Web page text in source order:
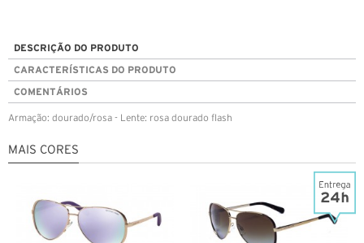
DESCRIÇÃO DO PRODUTO
CARACTERÍSTICAS DO PRODUTO
COMENTÁRIOS
Armação: dourado/rosa - Lente: rosa dourado flash
MAIS CORES